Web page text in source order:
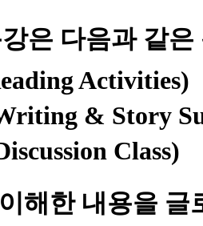
은 다음과 같
Activities)
& Story
Class)
해한 내용을 글